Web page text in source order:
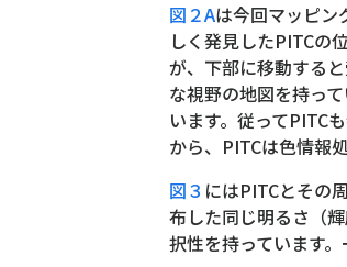
図２Aは今回マッピン
しく発見したPITCの
が、下部に移動する
な視野の地図を持っ
います。従ってPITC
から、PITCは色情報
図３ にはPITCとその
布した同じ明るさ（
択性を持っています